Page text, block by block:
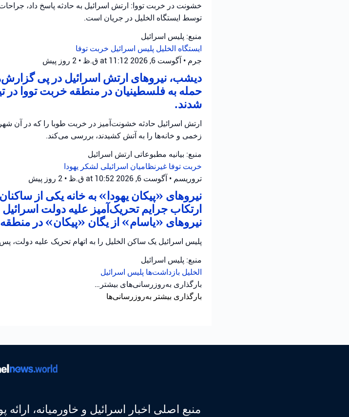
خشونت در خربت تووا: ارتش اسرائیل به حادثه پاسخ داد،
توسط ایستگاه الخلیل در جریان است.
منبع: پلیس اسرائیل
ایستگاه الخلیل پلیس اسرائیل خربت توفا
جرم • آگوست 6, 2026 at 11:12 ق.ظ • 2 روز پیش
دیشب، نیروهای ارتش اسرائیل در پی
حمله به فلسطینیان در منطقه خربت تووا در
شدند.
ارتش اسرائیل حادثه خشونت‌آمیز در خربت طوبا را که در آن
زخمی و خانه‌ها را به آتش کشیدند، بررسی می‌کند.
منبع: بیانیه مطبوعاتی ارتش اسرائیل
خربت توفا غیرنظامیان اسرائیلی لشکر یهودا
تروریسم • آگوست 6, 2026 at 10:52 ق.ظ • 2 روز پیش
نیروهای «پیکان یهودا» به خانه یکی از
ارتکاب جرایم تحریک‌آمیز علیه دولت
نیروهای «یاسام» از یگان «پیکان» در منطقه
پلیس اسرائیل یک ساکن الخلیل را به اتهام تحریک علیه دولت،
منبع: پلیس اسرائیل
الخلیل بازداشت‌ها پلیس اسرائیل
بارگذاری به‌روزرسانی‌های بیشتر…
بارگذاری بیشتر به‌روزرسانی‌ها
منبع اصلی اخبار اسرائیل و خاورمیانه،